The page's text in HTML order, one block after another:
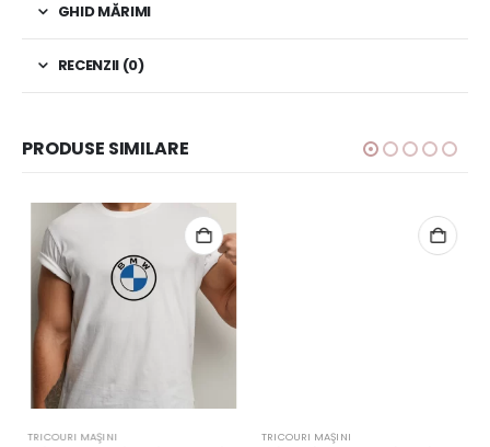
GHID MĂRIMI
RECENZII (0)
PRODUSE SIMILARE
TRICOURI MAŞINI TRICOURI MAŞINI